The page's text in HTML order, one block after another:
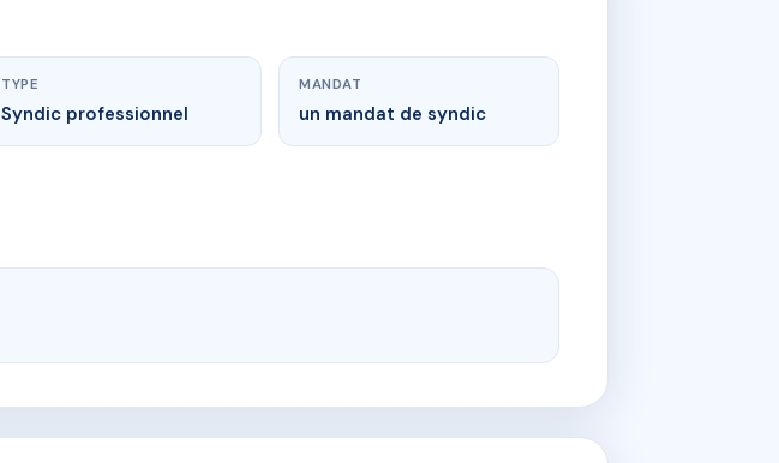
TYPE
Syndic professionnel
MANDAT
un mandat de syndic